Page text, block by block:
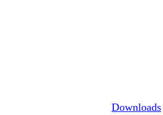
Downloads